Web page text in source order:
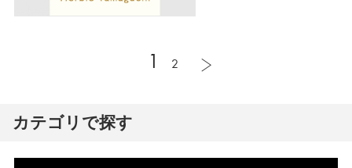
1 2
カテゴリで探す